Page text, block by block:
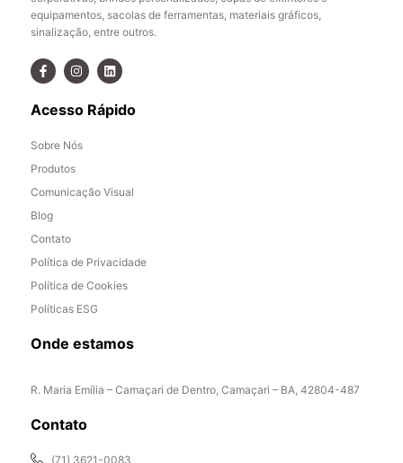
equipamentos, sacolas de ferramentas, materiais gráficos,
sinalização, entre outros.
Acesso Rápido
Sobre Nós
Produtos
Comunicação Visual
Blog
Contato
Política de Privacidade
Política de Cookies
Políticas ESG
Onde estamos
R. Maria Emília – Camaçari de Dentro, Camaçari – BA, 42804-487
Contato
(71) 3621-0083